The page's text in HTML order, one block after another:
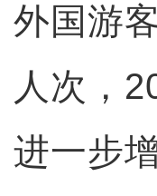
外国游
人次，
进一步